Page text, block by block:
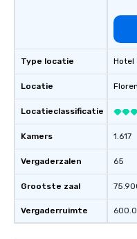
Type locatie
Locatie
Locatieclassificatie
Kamers
Vergaderzalen
Grootste zaal
Vergaderruimte
Hotel
1.617
65